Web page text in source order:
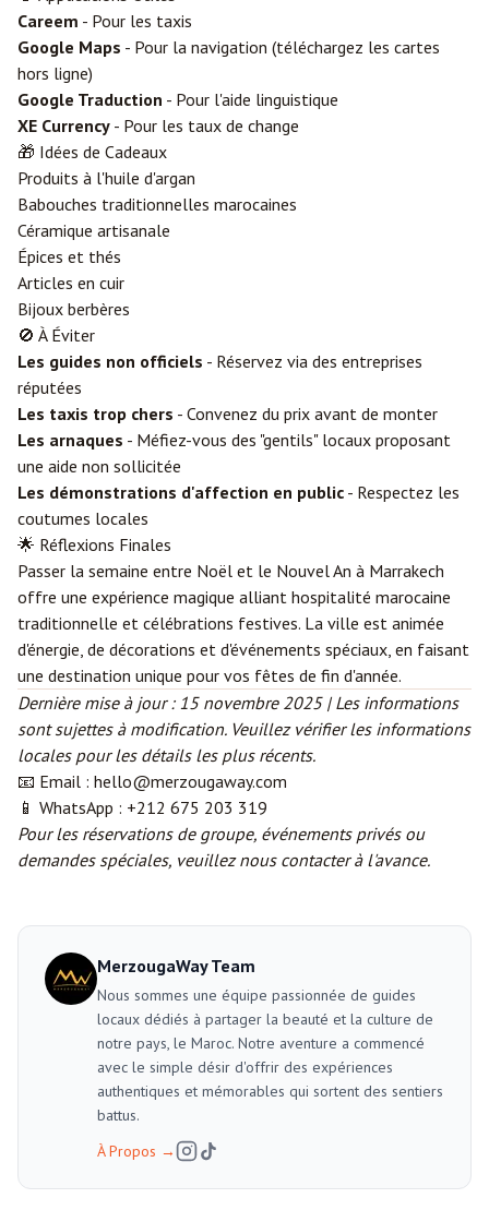
Careem - Pour les taxis
Google Maps - Pour la navigation (téléchargez les cartes
hors ligne)
Google Traduction - Pour l'aide linguistique
XE Currency - Pour les taux de change
🎁 Idées de Cadeaux
Produits à l'huile d'argan
Babouches traditionnelles marocaines
Céramique artisanale
Épices et thés
Articles en cuir
Bijoux berbères
🚫 À Éviter
Les guides non officiels - Réservez via des entreprises
réputées
Les taxis trop chers - Convenez du prix avant de monter
Les arnaques - Méfiez-vous des "gentils" locaux proposant
une aide non sollicitée
Les démonstrations d'affection en public - Respectez les
coutumes locales
🌟 Réflexions Finales
Passer la semaine entre Noël et le Nouvel An à Marrakech
offre une expérience magique alliant hospitalité marocaine
traditionnelle et célébrations festives. La ville est animée
d'énergie, de décorations et d'événements spéciaux, en faisant
une destination unique pour vos fêtes de fin d'année.
Dernière mise à jour : 15 novembre 2025 | Les informations
sont sujettes à modification. Veuillez vérifier les informations
locales pour les détails les plus récents.
📧 Email : hello@merzougaway.com
📱 WhatsApp : +212 675 203 319
Pour les réservations de groupe, événements privés ou
demandes spéciales, veuillez nous contacter à l'avance.
MerzougaWay Team
Nous sommes une équipe passionnée de guides
locaux dédiés à partager la beauté et la culture de
notre pays, le Maroc. Notre aventure a commencé
avec le simple désir d'offrir des expériences
authentiques et mémorables qui sortent des sentiers
battus.
À Propos →